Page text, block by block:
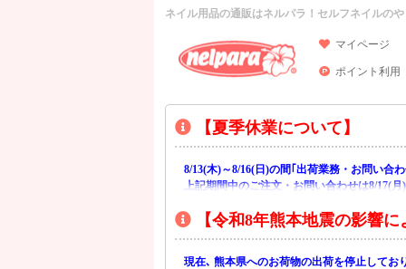
ネイル用品の通販はネルパラ！セルフネイルの
マイページ
ポイント利用
【夏季休業について】
8/13(木)～8/16(日)の間｢出荷業務・お問い合
上記期間中のご注文・お問い合わせは8/17(
【令和8年熊本地震の影響
現在､ 熊本県へのお荷物の出荷を停止してお